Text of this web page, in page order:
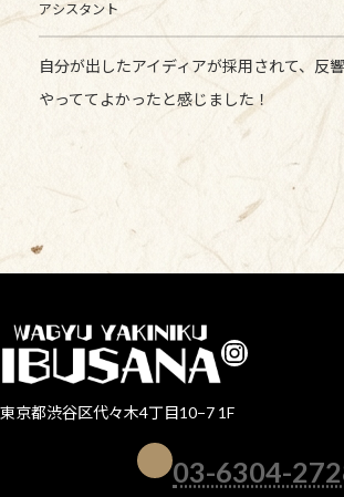
アシスタント
自分が出したアイディアが採用されて、反
やっててよかったと感じました！
Instagram
東京都渋谷区代々木4丁目10−7 1F
03-6304-